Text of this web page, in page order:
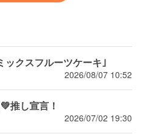
ックスフルーツケーキ｣
2026/08/07 10:52
るるたん🍨‪💚推し宣言！
2026/07/02 19:30